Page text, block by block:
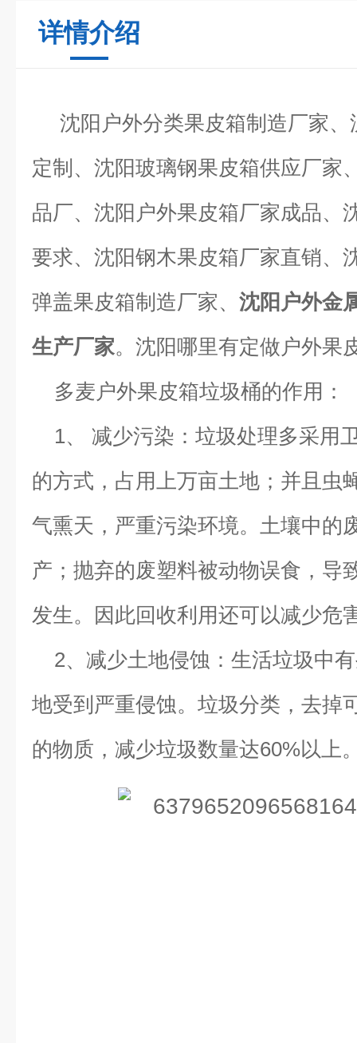
详情介绍
沈阳户外分类果皮箱制造厂家、
定制、沈阳玻璃钢果皮箱供应厂家
品厂、沈阳户外果皮箱厂家成品、
要求、沈阳钢木果皮箱厂家直销、
弹盖果皮箱制造厂家、 沈阳户外金
生产厂家。沈阳哪里有定做户外果
多麦户外果皮箱垃圾桶的作用 ：
1、 减少污染：垃圾处理多采用
的方式，占用上万亩土地；并且虫
气熏天，严重污染环境。土壤中的
产；抛弃的废塑料被动物误食，导
发生。因此回收利用还可以减少危
2、减少土地侵蚀：生活垃圾中
地受到严重侵蚀。垃圾分类，去掉
的物质，减少垃圾数量达60%以上